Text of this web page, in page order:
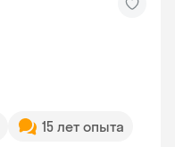
15 лет опыта